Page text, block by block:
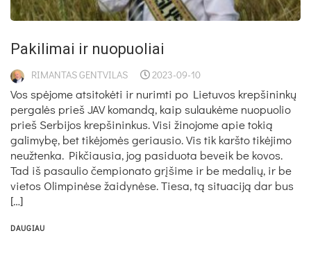
Pakilimai ir nuopuoliai
RIMANTAS GENTVILAS 2023-09-10
Vos spėjome atsitokėti ir nurimti po Lietuvos krepšininkų
pergalės prieš JAV komandą, kaip sulaukėme nuopuolio
prieš Serbijos krepšininkus. Visi žinojome apie tokią
galimybę, bet tikėjomės geriausio. Vis tik karšto tikėjimo
neužtenka. Pikčiausia, jog pasiduota beveik be kovos.
Tad iš pasaulio čempionato grįšime ir be medalių, ir be
vietos Olimpinėse žaidynėse. Tiesa, tą situaciją dar bus
[…]
DAUGIAU